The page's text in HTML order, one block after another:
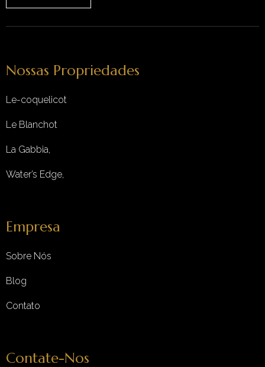
Nossas Propriedades
Le-coquelicot
Le Blanchot
La Gabbia,
Water’s Edge,
Empresa
Sobre Nós
Blog
Contato
Contate-Nos